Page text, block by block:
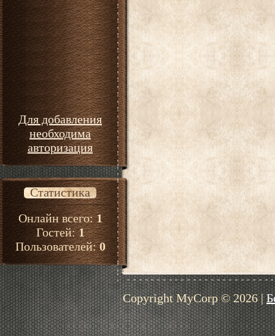
Для добавления
необходима
авторизация
Статистика
Онлайн всего:1
Гостей:1
Пользователей:0
Copyright MyCorp © 2026|